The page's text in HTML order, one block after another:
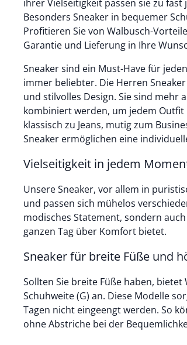
ihrer Vielseitigkeit passen sie zu
Besonders Sneaker in bequemer
Profitieren Sie von Walbusch-
Garantie und Lieferung in Ihre
Sneaker sind ein Must-Have für
immer beliebter. Die Herren
und stilvolles Design. Sie sind mehr
kombiniert werden, um jedem Outfit
klassisch zu Jeans, mutig zum
Sneaker ermöglichen eine
Vielseitigkeit in jedem
Unsere Sneaker, vor allem in
und passen sich mühelos
modisches Statement, sondern
ganzen Tag über Komfort bietet.
Sneaker für breite Füße und
Sollten Sie breite Füße haben,
Schuhweite (G) an. Diese Modelle
Tagen nicht eingeengt werden. So
ohne Abstriche bei der